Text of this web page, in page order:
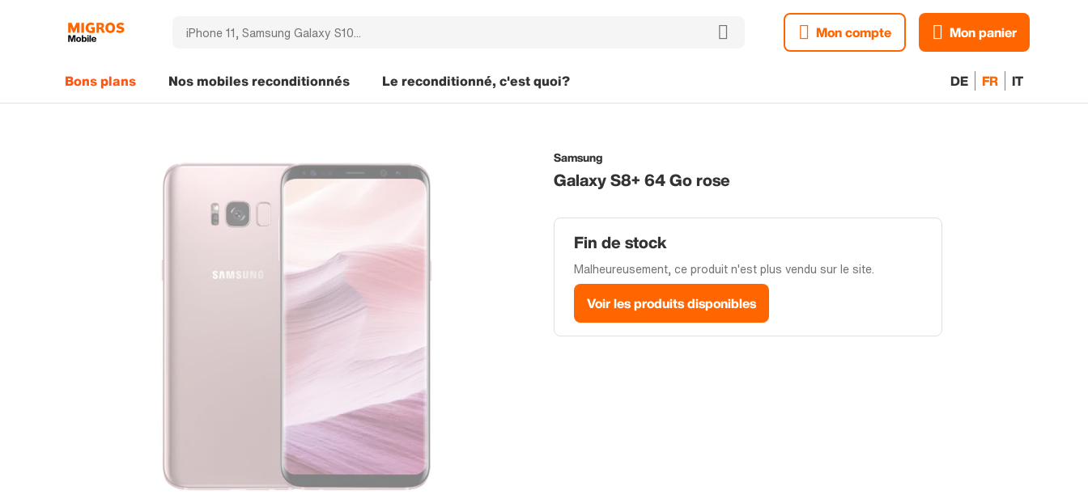
Mon compte Mon panier
DE FR IT
Bons plans Nos mobiles reconditionnés Le reconditionné, c'est quoi?
Samsung
Galaxy S8+ 64 Go rose
Fin de stock
Malheureusement, ce produit n'est plus vendu sur le site.
Voir les produits disponibles